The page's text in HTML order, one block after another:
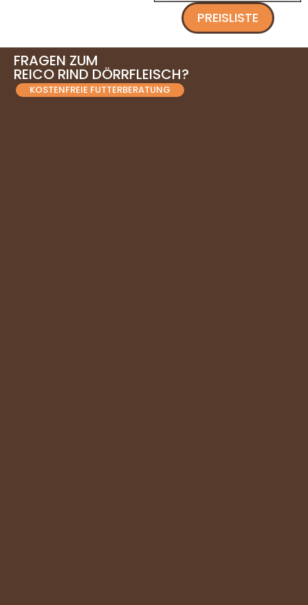
PREISLISTE
FRAGEN ZUM
REICO RIND DÖRRFLEISCH?
KOSTENFREIE FUTTERBERATUNG